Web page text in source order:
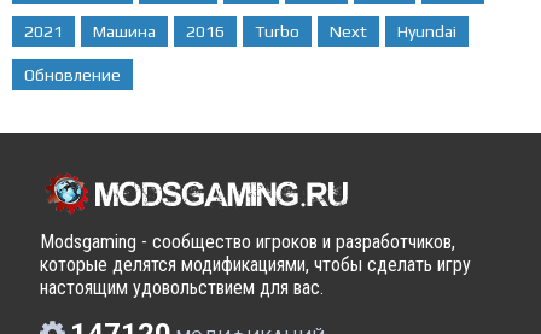
2021 Машина 2016 Turbo Next Hyundai
Обновление
Modsgaming - сообщество игроков и разработчиков,
которые делятся модификациями, чтобы сделать игру
настоящим удовольствием для вас.